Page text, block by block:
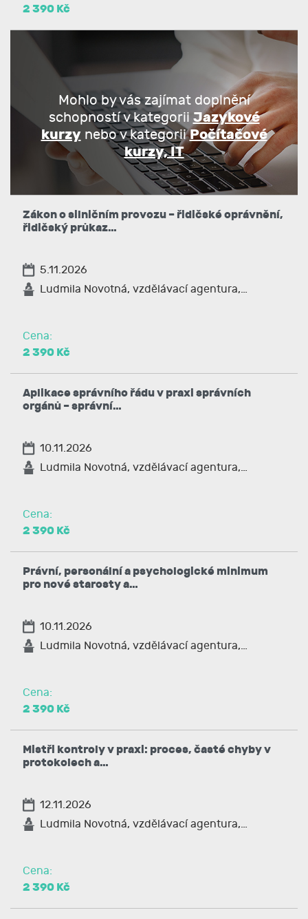
2 390 Kč
Mohlo by vás zajímat doplnění
schopností v kategorii Jazykové
kurzy nebo v kategoriiPočítačové
kurzy, IT
Zákon o silničním provozu – řidičské oprávnění,
řidičský průkaz…
5.11.2026
Ludmila Novotná, vzdělávací agentura,…
Cena:
2 390 Kč
Aplikace správního řádu v praxi správních
orgánů – správní…
10.11.2026
Ludmila Novotná, vzdělávací agentura,…
Cena:
2 390 Kč
Právní, personální a psychologické minimum
pro nové starosty a…
10.11.2026
Ludmila Novotná, vzdělávací agentura,…
Cena:
2 390 Kč
Mistři kontroly v praxi: proces, časté chyby v
protokolech a…
12.11.2026
Ludmila Novotná, vzdělávací agentura,…
Cena:
2 390 Kč